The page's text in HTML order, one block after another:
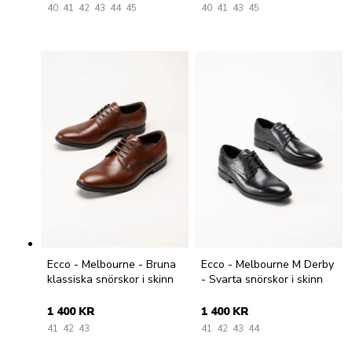
40 41 42 43 44 45 40 41 43 45
Ecco - Melbourne - Bruna
klassiska snörskor i skinn
1 400 KR
41 42 43
Ecco - Melbourne M Derby
- Svarta snörskor i skinn
1 400 KR
41 42 43 44